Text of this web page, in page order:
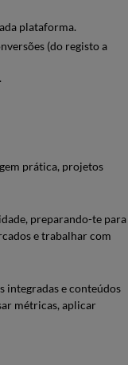
plataforma.
(do registo a
prática, projetos
preparando-te para
e trabalhar com
integradas e conteúdos
métricas, aplicar